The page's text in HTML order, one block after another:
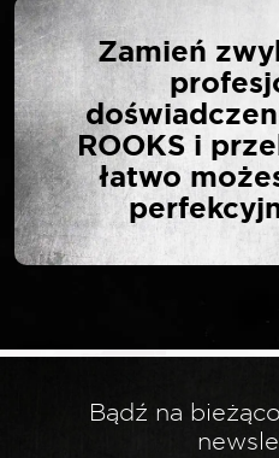
NAPISZ
OPINIĘ
MULTI-
Zamień
ROOKS i
łatwo
Bądź na